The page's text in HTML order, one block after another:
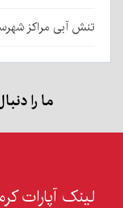
تنش آبی مراکز
ما را
لینک آپارات